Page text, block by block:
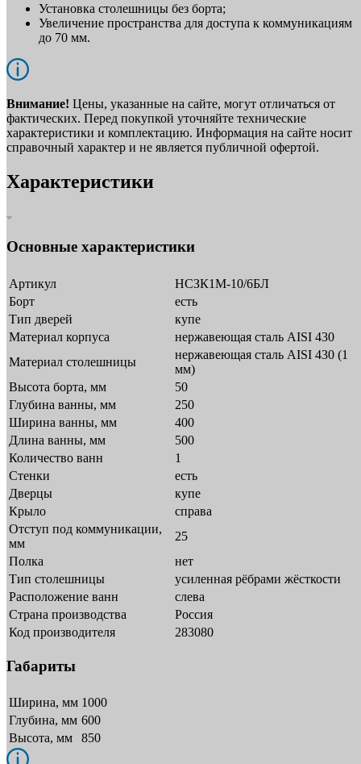
Установка столешницы без борта;
Увеличение пространства для доступа к коммуникациям
до 70 мм.
Внимание! Цены, указанные на сайте, могут отличаться от
фактических. Перед покупкой уточняйте технические
характеристики и комплектацию. Информация на сайте носит
справочный характер и не является публичной офертой.
Характеристики
Основные характеристики
Артикул
НСЗК1М-10/6БЛ
Борт
есть
Тип дверей
купе
Материал корпуса
нержавеющая сталь AISI 430
Материал столешницы
нержавеющая сталь AISI 430 (1
мм)
Высота борта, мм
50
Глубина ванны, мм
250
Ширина ванны, мм
400
Длина ванны, мм
500
Количество ванн
1
Стенки
есть
Дверцы
купе
Крыло
справа
Отступ под коммуникации,
мм
25
Полка
нет
Тип столешницы
усиленная рёбрами жёсткости
Расположение ванн
слева
Страна производства
Россия
Код производителя
283080
Габариты
Ширина, мм 1000
Глубина, мм 600
Высота, мм
850